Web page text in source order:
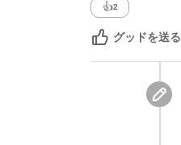
👍2
グッドを送る